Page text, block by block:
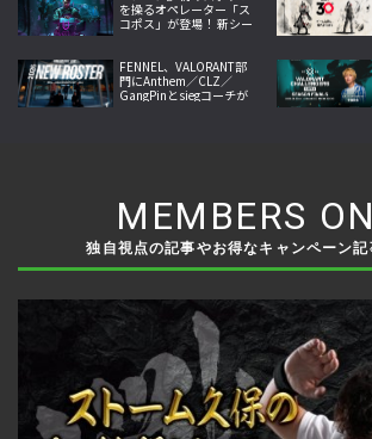
を操るオペレーター「ス
コポス」が登場！ 新シー
スタート
FENNEL、VALORANT部
門にAnthem／CLZ／
GangPinとsiegコーチが
MEMBERS
独自視点の記事やお得なキャンペーン記